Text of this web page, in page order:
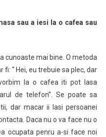
sau a iesi la o cafea sau
cunoaste mai bine. O metoda
“ Hei, eu trebuie sa plec, dar
la o cafea iti pot lasa
de telefon”. Se poate sa
dar macar ii lasi persoanei
Daca nu o va face nu o
ocupata penru a-si face noi